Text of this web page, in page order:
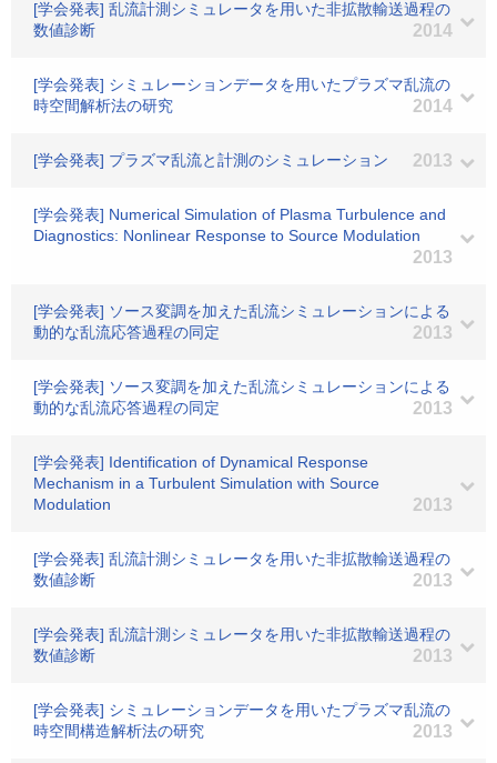
[学会発表] 乱流計測シミュレータを用いた非拡散輸送過程の
数値診断
2014
[学会発表] シミュレーションデータを用いたプラズマ乱流の
時空間解析法の研究
2014
[学会発表] プラズマ乱流と計測のシミュレーション 2013
[学会発表] Numerical Simulation of Plasma Turbulence and
Diagnostics: Nonlinear Response to Source Modulation
2013
[学会発表] ソース変調を加えた乱流シミュレーションによる
動的な乱流応答過程の同定
2013
[学会発表] ソース変調を加えた乱流シミュレーションによる
動的な乱流応答過程の同定
2013
[学会発表] Identification of Dynamical Response
Mechanism in a Turbulent Simulation with Source
Modulation
2013
[学会発表] 乱流計測シミュレータを用いた非拡散輸送過程の
数値診断
2013
[学会発表] 乱流計測シミュレータを用いた非拡散輸送過程の
数値診断
2013
[学会発表] シミュレーションデータを用いたプラズマ乱流の
時空間構造解析法の研究
2013